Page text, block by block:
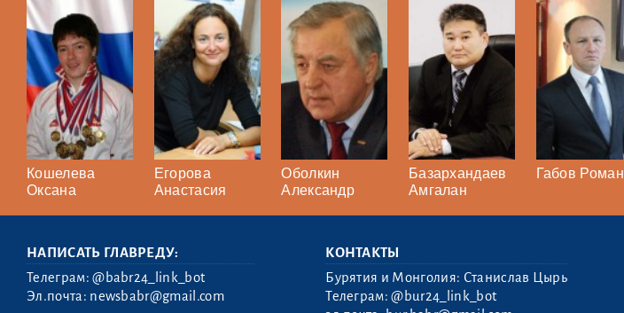
Кошелева
Оксана
Егорова
Анастасия
Оболкин
Александр
Базархандаев
Амгалан
Габов Роман
НАПИСАТЬ ГЛАВРЕДУ:
Телеграм:@babr24_link_bot
Эл.почта: newsbabr@gmail.com
КОНТАКТЫ
Бурятия и Монголия: Станислав Цырь
Телеграм:@bur24_link_bot